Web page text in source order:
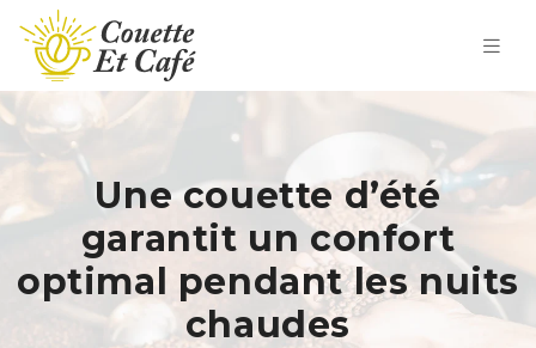
Une couette d’été
garantit un confort
optimal pendant les nuits
chaudes